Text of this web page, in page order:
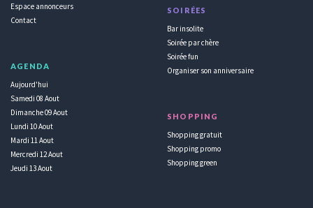
Espace annonceurs
Contact
AGENDA
Aujourd'hui
Samedi 08 Aout
Dimanche 09 Aout
Lundi 10 Aout
Mardi 11 Aout
Mercredi 12 Aout
Jeudi 13 Aout
SOIRÉES
Bar insolite
Soirée par chère
Soirée fun
Organiser son anniversaire
SHOPPING
Shopping gratuit
Shopping promo
Shopping green